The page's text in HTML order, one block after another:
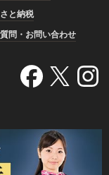
と納税
問・お問い合わせ